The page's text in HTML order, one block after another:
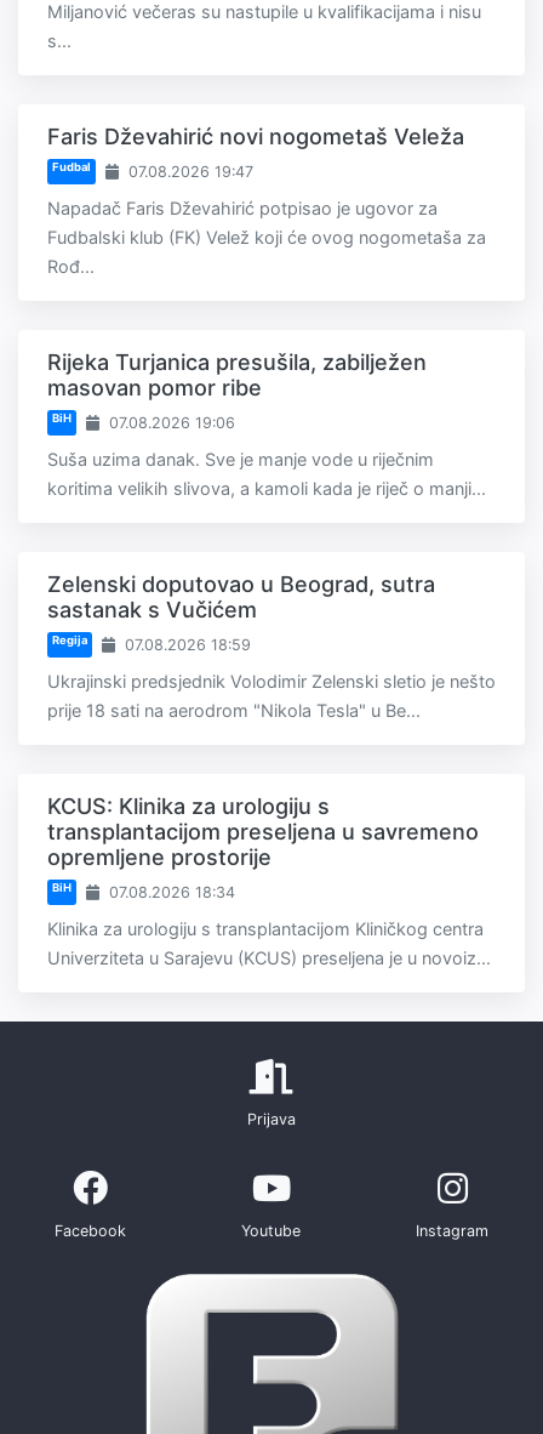
Miljanović večeras su nastupile u kvalifikacijama i nisu
s...
Faris Dževahirić novi nogometaš Veleža
Fudbal 07.08.2026 19:47
Napadač Faris Dževahirić potpisao je ugovor za
Fudbalski klub (FK) Velež koji će ovog nogometaša za
Rođ...
Rijeka Turjanica presušila, zabilježen
masovan pomor ribe
BiH 07.08.2026 19:06
Suša uzima danak. Sve je manje vode u riječnim
koritima velikih slivova, a kamoli kada je riječ o manji...
Zelenski doputovao u Beograd, sutra
sastanak s Vučićem
Regija 07.08.2026 18:59
Ukrajinski predsjednik Volodimir Zelenski sletio je nešto
prije 18 sati na aerodrom "Nikola Tesla" u Be...
KCUS: Klinika za urologiju s
transplantacijom preseljena u savremeno
opremljene prostorije
BiH 07.08.2026 18:34
Klinika za urologiju s transplantacijom Kliničkog centra
Univerziteta u Sarajevu (KCUS) preseljena je u novoiz...
Prijava
Facebook Youtube Instagram